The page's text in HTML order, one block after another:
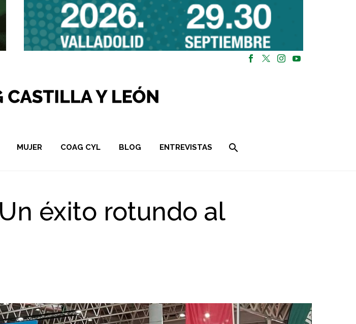
MUJER COAG CYL BLOG ENTREVISTAS
éxito rotundo al